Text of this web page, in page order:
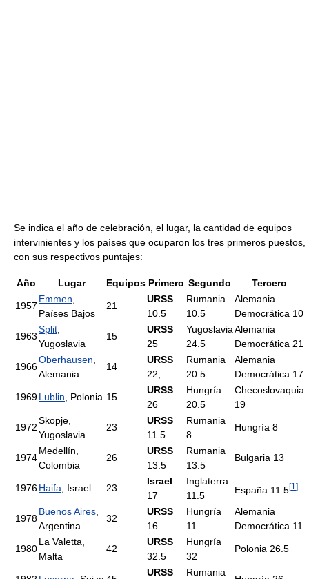
Se indica el año de celebración, el lugar, la cantidad de equipos
intervinientes y los países que ocuparon los tres primeros puestos,
con sus respectivos puntajes:
Año Lugar Equipos Primero Segundo Tercero
1957
Emmen
Países Bajos
21
URSS
10.5
Rumania
10.5
Alemania
Democrática 10
1963
Split
Yugoslavia
15
URSS
25
Yugoslavia
24.5
Alemania
Democrática 21
1966
Oberhausen
Alemania
14
URSS
22,
Rumania
20.5
Alemania
Democrática 17
1969Lublin , Polonia 15
URSS
26
Hungría
20.5
Checoslovaquia
19
1972
Skopje,
Yugoslavia
23
URSS
11.5
Rumania
8
Hungría 8
1974
Medellín,
Colombia
26
URSS
13.5
Rumania
13.5
Bulgaria 13
1976Haifa , Israel 23
Israel
17
Inglaterra
11.5
España 11.5[1 ]
1978
Buenos Aires
Argentina
32
URSS
16
Hungría
11
Alemania
Democrática 11
1980
La Valetta,
Malta
42
URSS
32.5
Hungría
32
Polonia 26.5
URSS
Rumania